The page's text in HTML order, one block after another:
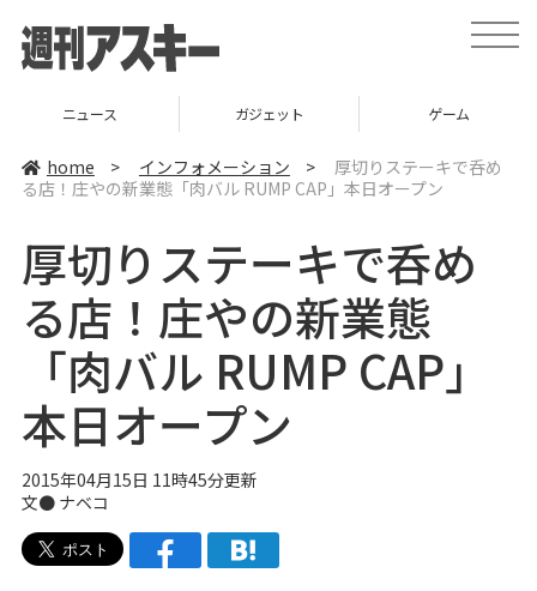
t
o
v
ガジェット ゲーム グルメ
home > インフォメーション >
厚切りステーキで呑め
る店！庄やの新業態「肉バル RUMP CAP」本日オープン
厚切りステーキで呑め
る店！庄やの新業態
「肉バル RUMP CAP」
本日オープン
2015年04月15日 11時45分更新
文● ナベコ